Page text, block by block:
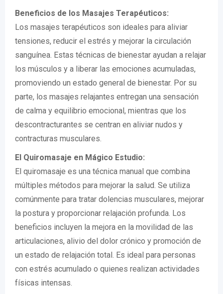
Beneficios de los Masajes Terapéuticos:
Los masajes terapéuticos son ideales para aliviar
tensiones, reducir el estrés y mejorar la circulación
sanguínea. Estas técnicas de bienestar ayudan a relajar
los músculos y a liberar las emociones acumuladas,
promoviendo un estado general de bienestar. Por su
parte, los masajes relajantes entregan una sensación
de calma y equilibrio emocional, mientras que los
descontracturantes se centran en aliviar nudos y
contracturas musculares.
El Quiromasaje en Mágico Estudio:
El quiromasaje es una técnica manual que combina
múltiples métodos para mejorar la salud. Se utiliza
comúnmente para tratar dolencias musculares, mejorar
la postura y proporcionar relajación profunda. Los
beneficios incluyen la mejora en la movilidad de las
articulaciones, alivio del dolor crónico y promoción de
un estado de relajación total. Es ideal para personas
con estrés acumulado o quienes realizan actividades
físicas intensas.